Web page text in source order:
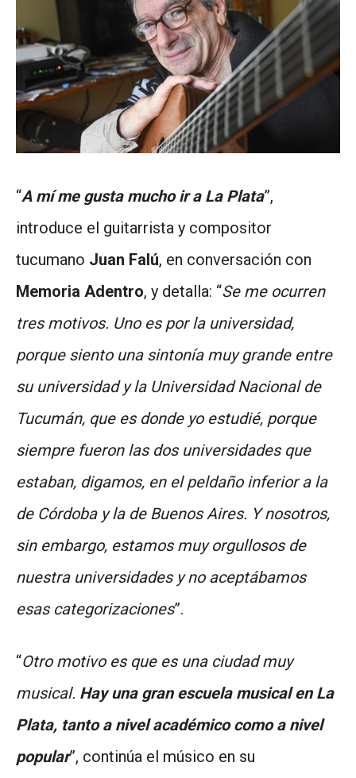
“A mí me gusta mucho ir a La Plata”,
introduce el guitarrista y compositor
tucumano Juan Falú, en conversación con
Memoria Adentro, y detalla: “Se me ocurren
tres motivos. Uno es por la universidad,
porque siento una sintonía muy grande entre
su universidad y la Universidad Nacional de
Tucumán, que es donde yo estudié, porque
siempre fueron las dos universidades que
estaban, digamos, en el peldaño inferior a la
de Córdoba y la de Buenos Aires. Y nosotros,
sin embargo, estamos muy orgullosos de
nuestra universidades y no aceptábamos
esas categorizaciones”.
“Otro motivo es que es una ciudad muy
musical. Hay una gran escuela musical en La
Plata, tanto a nivel académico como a nivel
popular”, continúa el músico en su